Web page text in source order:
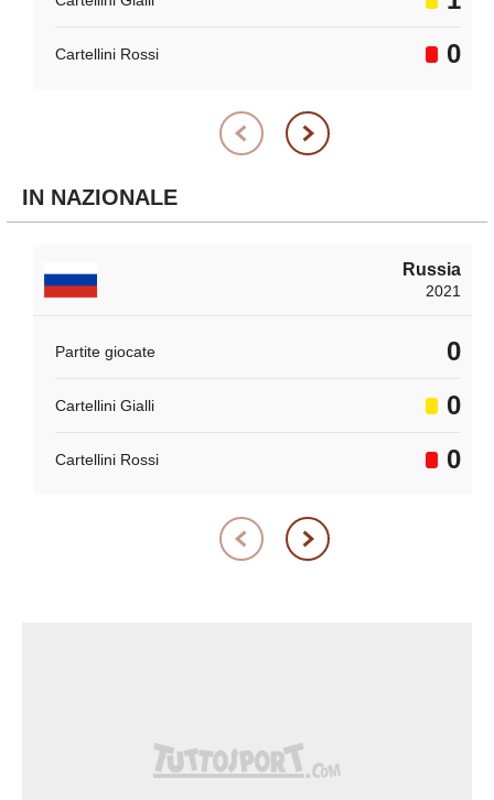
Cartellini Rossi 0
IN NAZIONALE
Russia
2021
Partite giocate 0
Cartellini Gialli 0
Cartellini Rossi 0